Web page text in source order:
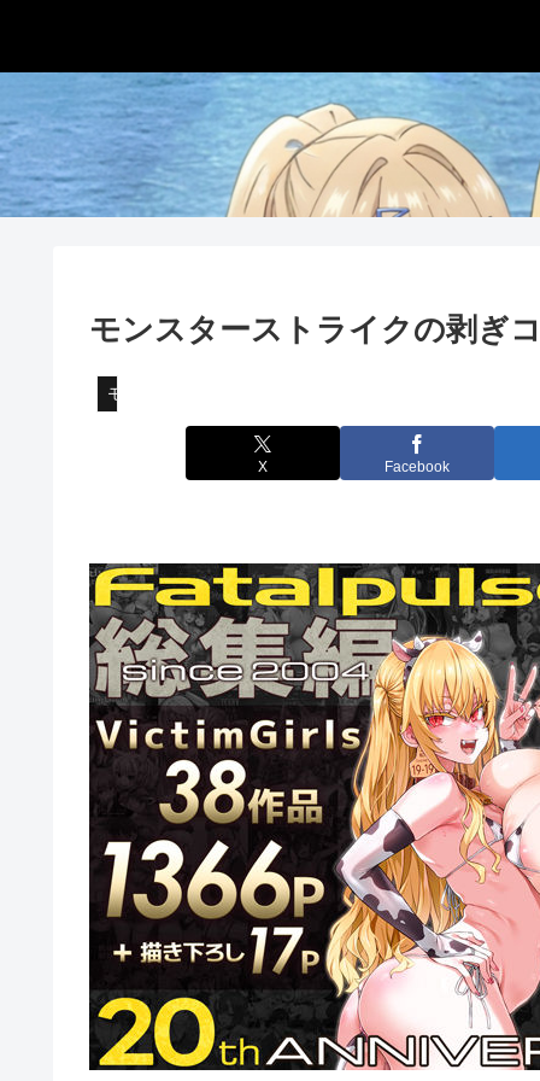
モンスターストライクの剥ぎ
モンスターストライク
X Facebook